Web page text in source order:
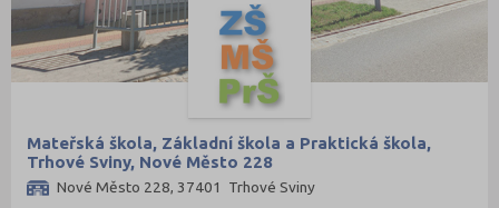
Mateřská škola, Základní škola a Praktická škola,
Trhové Sviny, Nové Město 228
Nové Město 228, 37401 Trhové Sviny